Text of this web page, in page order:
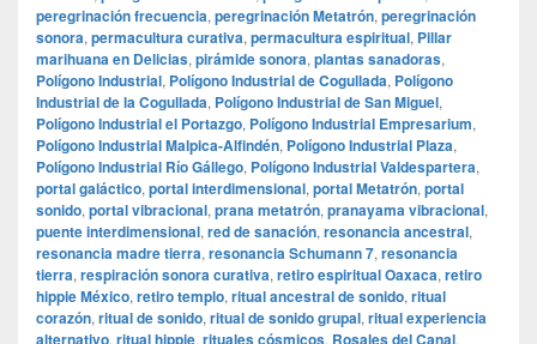
peregrinación frecuencia, peregrinación Metatrón, peregrinación
sonora, permacultura curativa, permacultura espiritual, Pillar
marihuana en Delicias, pirámide sonora, plantas sanadoras,
Polígono Industrial, Polígono Industrial de Cogullada, Polígono
Industrial de la Cogullada, Polígono Industrial de San Miguel,
Polígono Industrial el Portazgo, Polígono Industrial Empresarium,
Polígono Industrial Malpica-Alfindén, Polígono Industrial Plaza,
Polígono Industrial Río Gállego, Polígono Industrial Valdespartera,
portal galáctico, portal interdimensional, portal Metatrón, portal
sonido, portal vibracional, prana metatrón, pranayama vibracional,
puente interdimensional, red de sanación, resonancia ancestral,
resonancia madre tierra, resonancia Schumann 7, resonancia
tierra, respiración sonora curativa, retiro espiritual Oaxaca, retiro
hippie México, retiro templo, ritual ancestral de sonido, ritual
corazón, ritual de sonido, ritual de sonido grupal, ritual experiencia
alternativo, ritual hippie, rituales cósmicos, Rosales del Canal,